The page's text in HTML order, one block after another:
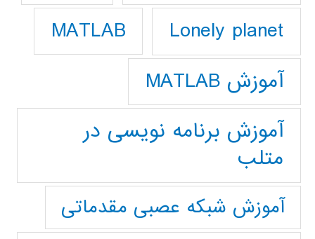
Lonely planet
MATLAB
آموزش MATLAB
آموزش برنامه نویسی در
متلب
آموزش شبکه عصبی مقدماتی